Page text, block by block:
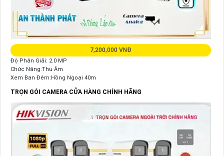
7,200,000 VNĐ
Độ Phân Giải: 2.0 MP
Chức Năng:Thu Âm
Xem Ban Đêm:Hồng Ngoại 40m
TRỌN GÓI CAMERA CỬA HÀNG CHÍNH HÃNG